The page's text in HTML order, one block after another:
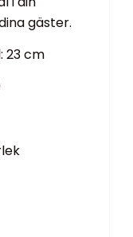
gäster.
23 cm